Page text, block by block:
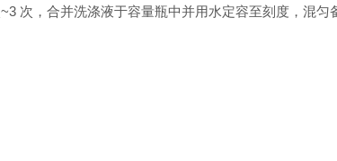
次，合并洗涤液于容量瓶中并用水定容至刻度，混匀